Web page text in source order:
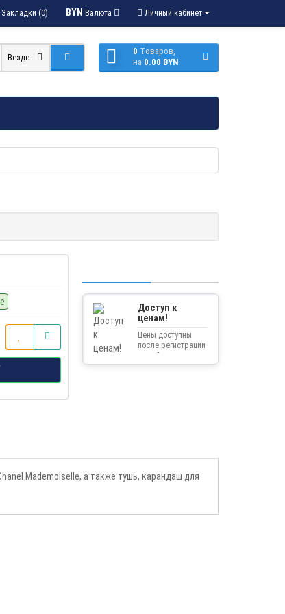
Личный кабинет
BYN Валюта
(0)
0 Tоваров,
на 0.00 BYN
Везде
Доступ к
ценам!
Цены доступны
после регистрации
на сайте.
Mademoiselle, а также тушь, карандаш для